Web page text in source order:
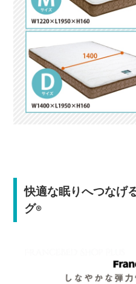
快適な眠りへつなげ
グ®